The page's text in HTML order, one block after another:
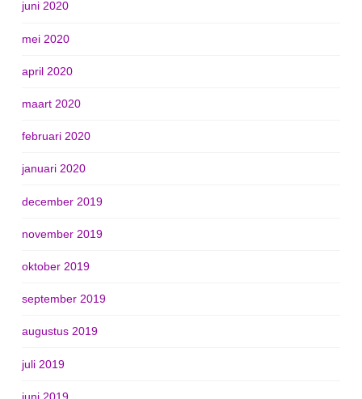
juni 2020
mei 2020
april 2020
maart 2020
februari 2020
januari 2020
december 2019
november 2019
oktober 2019
september 2019
augustus 2019
juli 2019
juni 2019